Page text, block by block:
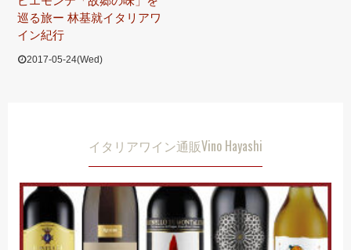
巡る旅ー 林基就イタリアワ
イン紀行
2017-05-24(Wed)
イタリアワイン通販Vino Hayashi